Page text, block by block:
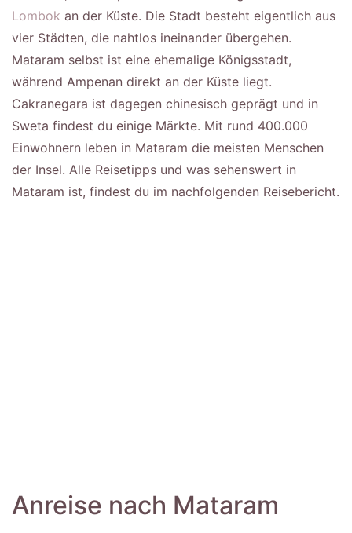
Lombok an der Küste. Die Stadt besteht eigentlich aus
vier Städten, die nahtlos ineinander übergehen.
Mataram selbst ist eine ehemalige Königsstadt,
während Ampenan direkt an der Küste liegt.
Cakranegara ist dagegen chinesisch geprägt und in
Sweta findest du einige Märkte. Mit rund 400.000
Einwohnern leben in Mataram die meisten Menschen
der Insel. Alle Reisetipps und was sehenswert in
Mataram ist, findest du im nachfolgenden Reisebericht.
Anreise nach Mataram